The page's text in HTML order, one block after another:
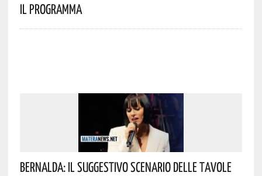
Il Programma
Bernalda: Il Suggestivo Scenario Delle Tavole